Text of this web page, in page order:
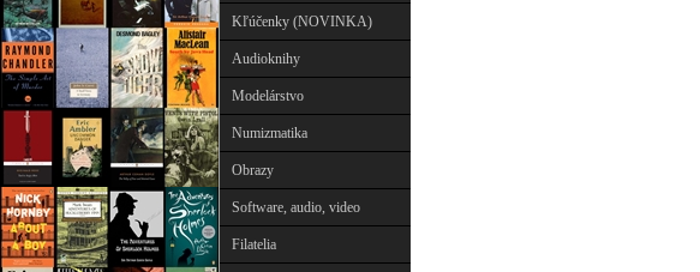
Kľúčenky (NOVINKA)
Audioknihy
Modelárstvo
Numizmatika
Obrazy
Software, audio, video
Filatelia